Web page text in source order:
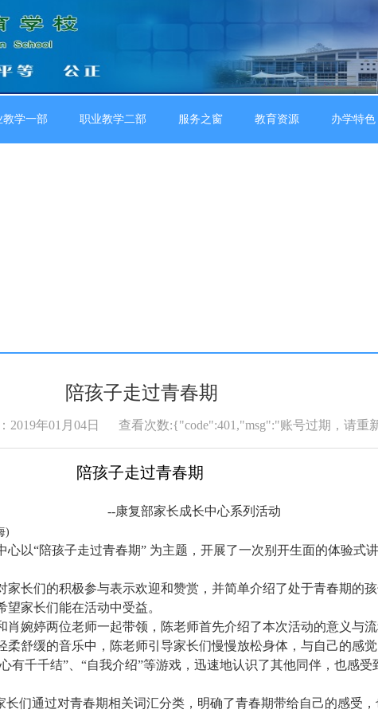
教学一部 职业教学二部 服务之窗 教育资源 办学特色
陪孩子走过青春期
2019年01月04日 查看次数:{"code":401,"msg":"账号过期，请重
陪孩子走过青春期
--康复部家长成长中心系列活动
)
心以“陪孩子走过青春期” 为主题，开展了一次别开生面的体验式
家长们的积极参与表示欢迎和赞赏，并简单介绍了处于青春期的
家长们能在活动中受益。
婉婷两位老师一起带领，陈老师首先介绍了本次活动的意义与流
柔舒缓的音乐中，陈老师引导家长们慢慢放松身体，与自己的感
有千千结”、“自我介绍”等游戏，迅速地认识了其他同伴，也感受
长们通过对青春期相关词汇分类，明确了青春期带给自己的感受